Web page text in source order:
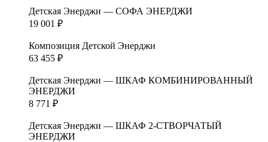
Детская Энерджи — СОФА ЭНЕРДЖИ
19 001 ₽
Композиция Детской Энерджи
63 455 ₽
Детская Энерджи — ШКАФ КОМБИНИРОВАННЫЙ
ЭНЕРДЖИ
8 771 ₽
Детская Энерджи — ШКАФ 2-СТВОРЧАТЫЙ
ЭНЕРДЖИ